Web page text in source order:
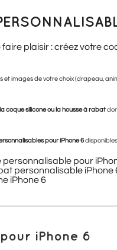
plaisir : créez votre
et images de votre choix (drapeau,
coque silicone ou la housse à rabat
pouriPhone 6
personnalisable pour
personnalisable iPhone
iPhone 6
iPhone 6